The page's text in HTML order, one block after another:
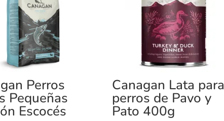
Perros
Pequeñas
Escocés
Canagan Lata para
perros de Pavo y
Pato 400g